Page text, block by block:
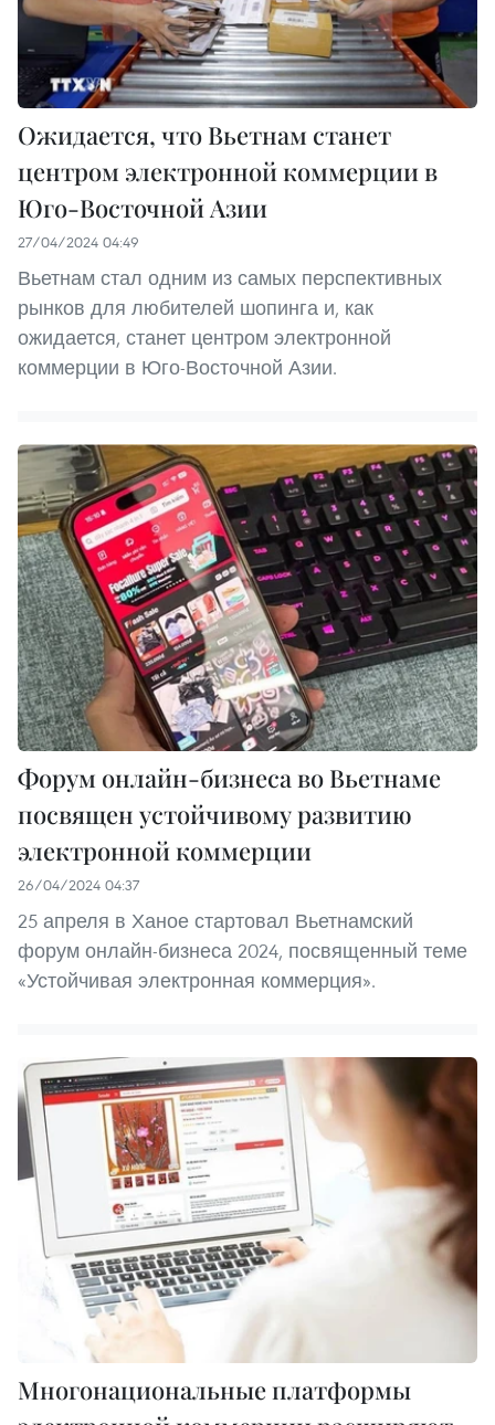
Ожидается, что Вьетнам станет
центром электронной коммерции в
Юго-Восточной Азии
27/04/2024 04:49
Вьетнам стал одним из самых перспективных
рынков для любителей шопинга и, как
ожидается, станет центром электронной
коммерции в Юго-Восточной Азии.
Форум онлайн-бизнеса во Вьетнаме
посвящен устойчивому развитию
электронной коммерции
26/04/2024 04:37
25 апреля в Ханое стартовал Вьетнамский
форум онлайн-бизнеса 2024, посвященный теме
«Устойчивая электронная коммерция».
Многонациональные платформы